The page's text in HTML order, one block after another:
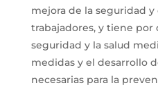
mejora de la seguridad y
trabajadores, y tiene
seguridad y la salud
medidas y el desarrollo
necesarias para la